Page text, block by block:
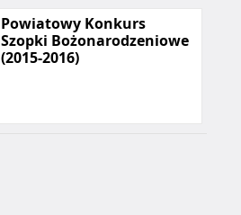
Powiatowy Konkurs
Szopki Bożonarodzeniowe
(2015-2016)